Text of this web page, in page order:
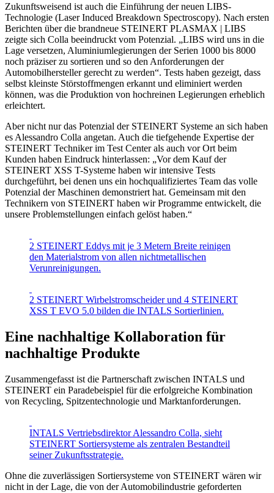
Zukunftsweisend ist auch die Einführung der neuen LIBS-
Technologie (Laser Induced Breakdown Spectroscopy). Nach ersten
Berichten über die brandneue STEINERT PLASMAX | LIBS
zeigte sich Colla beeindruckt vom Potenzial. „LIBS wird uns in die
Lage versetzen, Aluminiumlegierungen der Serien 1000 bis 8000
noch präziser zu sortieren und so den Anforderungen der
Automobilhersteller gerecht zu werden“. Tests haben gezeigt, dass
selbst kleinste Störstoffmengen erkannt und eliminiert werden
können, was die Produktion von hochreinen Legierungen erheblich
erleichtert.
Aber nicht nur das Potenzial der STEINERT Systeme an sich haben
es Alessandro Colla angetan. Auch die tiefgehende Expertise der
STEINERT Techniker im Test Center als auch vor Ort beim
Kunden haben Eindruck hinterlassen: „Vor dem Kauf der
STEINERT XSS T-Systeme haben wir intensive Tests
durchgeführt, bei denen uns ein hochqualifiziertes Team das volle
Potenzial der Maschinen demonstriert hat. Gemeinsam mit den
Technikern von STEINERT haben wir Programme entwickelt, die
unsere Problemstellungen einfach gelöst haben.“
2 STEINERT Eddys mit je 3 Metern Breite reinigen
den Materialstrom von allen nichtmetallischen
Verunreinigungen.
2 STEINERT Wirbelstromscheider und 4 STEINERT
XSS T EVO 5.0 bilden die INTALS Sortierlinien.
Eine nachhaltige Kollaboration für
nachhaltige Produkte
Zusammengefasst ist die Partnerschaft zwischen INTALS und
STEINERT ein Paradebeispiel für die erfolgreiche Kombination
von Recycling, Spitzentechnologie und Marktanforderungen.
INTALS Vertriebsdirektor Alessandro Colla, sieht
STEINERT Sortiersysteme als zentralen Bestandteil
seiner Zukunftsstrategie.
Ohne die zuverlässigen Sortiersysteme von STEINERT wären wir
nicht in der Lage, die von der Automobilindustrie geforderten